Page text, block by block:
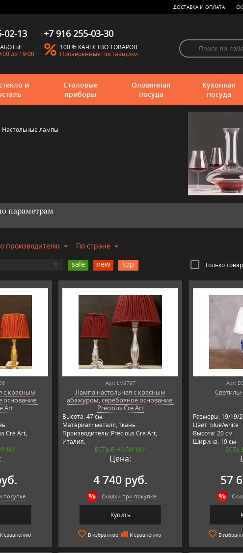
ДОСТАВКА И ОПЛАТА
02-13
до 19:00
+7 916 255-03-30
100 % КАЧЕСТВО ТОВАРОВ
Проверенные поставщики
и
Столовые
приборы
Оловянная
посуда
Кухонная
посуда
Настольные лампы
параметрам
производителю По стране
sale new top Только
с красным
основание,
Art
Cre Art,
покупке
К сравнению
Арт: LM9797
Лампа настольная с красным
абажуром, серебряное основание,
Precious Cre Art
Высота: 47 см.
Материал: металл, ткань.
Производитель: Precious Cre Art,
Италия.
ЕСТЬ В НАЛИЧИИ
Цена:
4 740 руб.
Скидки при покупке
Купить
В избранное К сравнению
Арт:
Размеры: 19/19/
Цвет: blue/white
Высота: 20 см
Ширина: 19 см
Длина: 19 см
Материал:
Нидерланды
ЕСТЬ
57
В